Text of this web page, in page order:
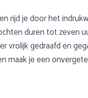
je door het
duren tot zeven
gedraafd en
je een